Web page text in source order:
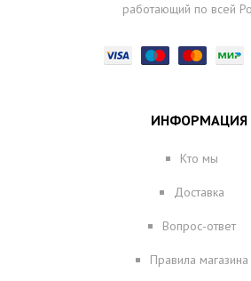
работающий по всей
ИНФОРМАЦИЯ
Кто мы
Доставка
Вопрос-ответ
Правила магазина